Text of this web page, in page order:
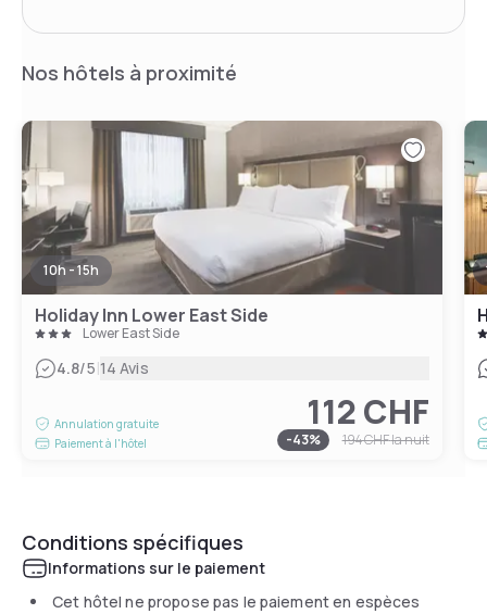
Nos hôtels à proximité
10h - 15h
Holiday Inn Lower East Side
Lower East Side
4.8/5|14 Avis
Annulation gratuite
Paiement à l'hôtel
112 CHF
-43% 194 CHFla nuit
Conditions spécifiques
Informations sur le paiement
Cet hôtel ne propose pas le paiement en espèces